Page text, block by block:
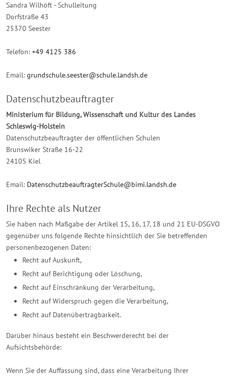
Sandra Wilhöft - Schulleitung
Dorfstraße 43
25370 Seester
Telefon: +49 4125 386
Email: grundschule.seester@schule.landsh.de
Datenschutzbeauftragter
Ministerium für Bildung, Wissenschaft und Kultur des Landes
Schleswig-Holstein
Datenschutzbeauftragter der öffentlichen Schulen
Brunswiker Straße 16-22
24105 Kiel
Email: DatenschutzbeauftragterSchule@bimi.landsh.de
Ihre Rechte als Nutzer
Sie haben nach Maßgabe der Artikel 15, 16, 17, 18 und 21 EU-DSGVO
gegenüber uns folgende Rechte hinsichtlich der Sie betreffenden
personenbezogenen Daten:
Recht auf Auskunft,
Recht auf Berichtigung oder Löschung,
Recht auf Einschränkung der Verarbeitung,
Recht auf Widerspruch gegen die Verarbeitung,
Recht auf Datenübertragbarkeit.
Darüber hinaus besteht ein Beschwerderecht bei der
Aufsichtsbehörde:
Wenn Sie der Auffassung sind, dass eine Verarbeitung Ihrer